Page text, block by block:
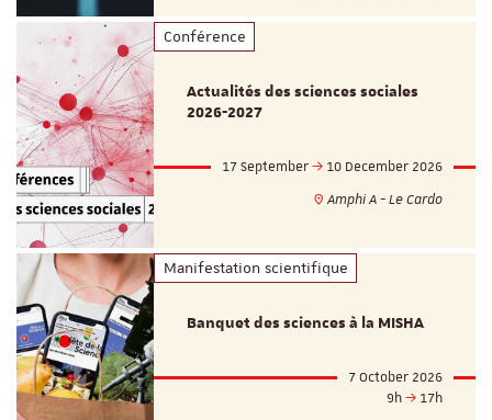
Conférence
Actualités des sciences sociales
2026-2027
17 September
10 December 2026
Amphi A - Le Cardo
Manifestation scientifique
Banquet des sciences à la MISHA
7 October 2026
9h
17h